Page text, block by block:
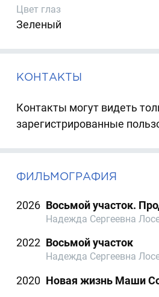
Цвет глаз
Зеленый
КОНТАКТЫ
Контакты могут видеть
зарегистрированные
ФИЛЬМОГРАФИЯ
2026 Восьмой участок.
Надежда Сергеевна
2022 Восьмой участок
Надежда Сергеевна
2020 Новая жизнь Маши